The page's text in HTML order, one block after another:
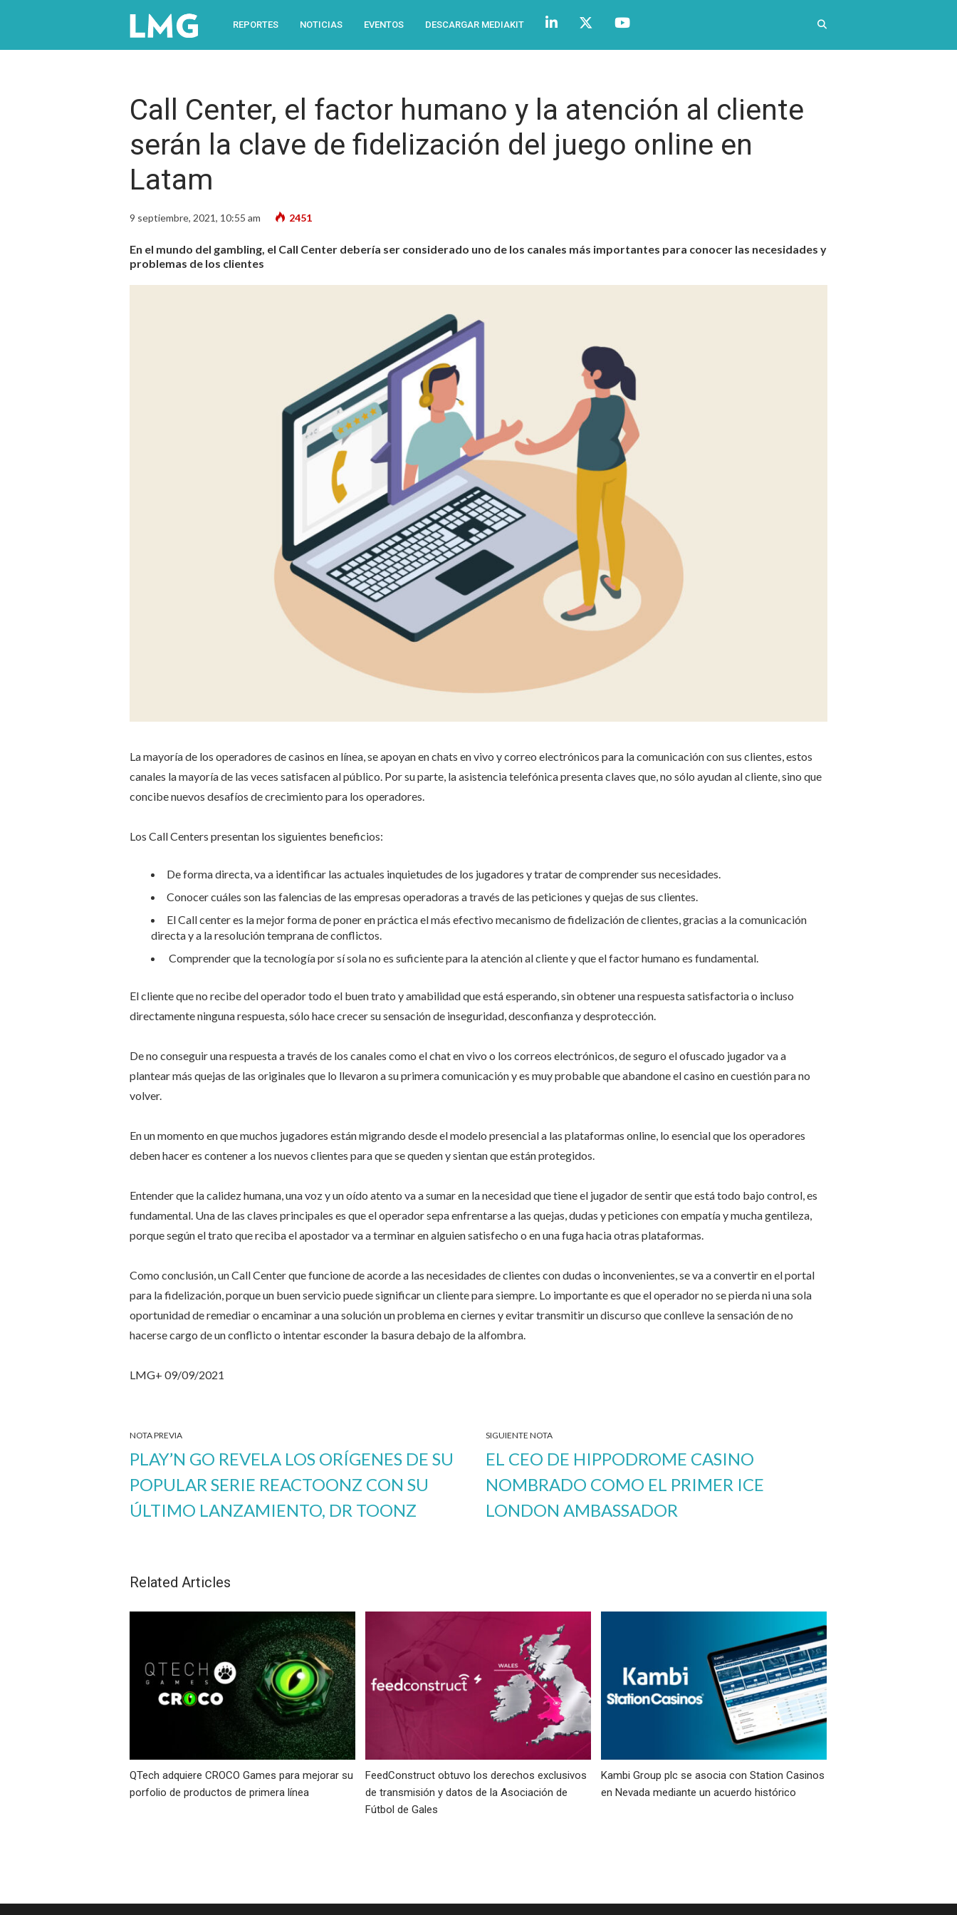
REPORTES NOTICIAS EVENTOS DESCARGAR MEDIAKIT
Call Center, el factor humano y la atención al cliente
serán la clave de fidelización del juego online en
Latam
9 septiembre, 2021, 10:55 am 2451
En el mundo del gambling, el Call Center debería ser considerado uno de los canales más importantes para conocer las necesidades y
problemas de los clientes
La mayoría de los operadores de casinos en línea, se apoyan en chats en vivo y correo electrónicos para la comunicación con sus clientes, estos
canales la mayoría de las veces satisfacen al público. Por su parte, la asistencia telefónica presenta claves que, no sólo ayudan al cliente, sino que
concibe nuevos desafíos de crecimiento para los operadores.
Los Call Centers presentan los siguientes beneficios:
De forma directa, va a identificar las actuales inquietudes de los jugadores y tratar de comprender sus necesidades.
Conocer cuáles son las falencias de las empresas operadoras a través de las peticiones y quejas de sus clientes.
El Call center es la mejor forma de poner en práctica el más efectivo mecanismo de fidelización de clientes, gracias a la comunicación
directa y a la resolución temprana de conflictos.
Comprender que la tecnología por sí sola no es suficiente para la atención al cliente y que el factor humano es fundamental.
El cliente que no recibe del operador todo el buen trato y amabilidad que está esperando, sin obtener una respuesta satisfactoria o incluso
directamente ninguna respuesta, sólo hace crecer su sensación de inseguridad, desconfianza y desprotección.
De no conseguir una respuesta a través de los canales como el chat en vivo o los correos electrónicos, de seguro el ofuscado jugador va a
plantear más quejas de las originales que lo llevaron a su primera comunicación y es muy probable que abandone el casino en cuestión para no
volver.
En un momento en que muchos jugadores están migrando desde el modelo presencial a las plataformas online, lo esencial que los operadores
deben hacer es contener a los nuevos clientes para que se queden y sientan que están protegidos.
Entender que la calidez humana, una voz y un oído atento va a sumar en la necesidad que tiene el jugador de sentir que está todo bajo control, es
fundamental. Una de las claves principales es que el operador sepa enfrentarse a las quejas, dudas y peticiones con empatía y mucha gentileza,
porque según el trato que reciba el apostador va a terminar en alguien satisfecho o en una fuga hacia otras plataformas.
Como conclusión, un Call Center que funcione de acorde a las necesidades de clientes con dudas o inconvenientes, se va a convertir en el portal
para la fidelización, porque un buen servicio puede significar un cliente para siempre. Lo importante es que el operador no se pierda ni una sola
oportunidad de remediar o encaminar a una solución un problema en ciernes y evitar transmitir un discurso que conlleve la sensación de no
hacerse cargo de un conflicto o intentar esconder la basura debajo de la alfombra.
LMG+ 09/09/2021
NOTA PREVIA
PLAY’N GO REVELA LOS ORÍGENES DE SU
POPULAR SERIE REACTOONZ CON SU
ÚLTIMO LANZAMIENTO, DR TOONZ
SIGUIENTE NOTA
EL CEO DE HIPPODROME CASINO
NOMBRADO COMO EL PRIMER ICE
LONDON AMBASSADOR
Related Articles
QTech adquiere CROCO Games para mejorar su
porfolio de productos de primera línea
FeedConstruct obtuvo los derechos exclusivos
de transmisión y datos de la Asociación de
Fútbol de Gales
Kambi Group plc se asocia con Station Casinos
en Nevada mediante un acuerdo histórico